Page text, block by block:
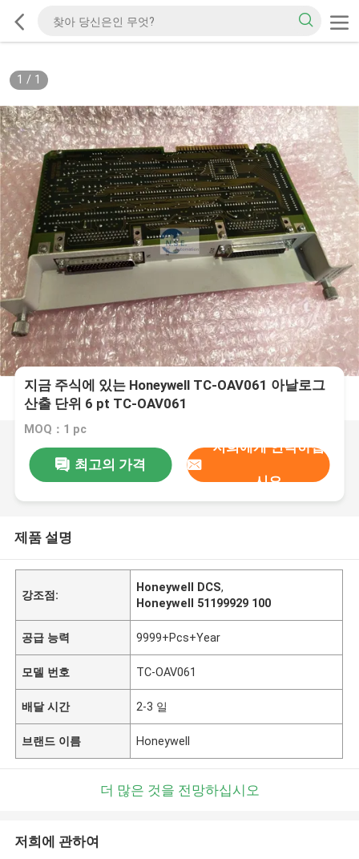
1 / 1
지금 주식에 있는 Honeywell TC-OAV061 아날로그
산출 단위 6 pt TC-OAV061
MOQ：1 pc
최고의 가격
저희에게 연락하십
시오
제품 설명
강조점:
Honeywell DCS,
Honeywell 51199929 100
공급 능력 9999+Pcs+Year
모델 번호 TC-OAV061
배달 시간 2-3 일
브랜드 이름 Honeywell
더 많은 것을 전망하십시오
저희에 관하여